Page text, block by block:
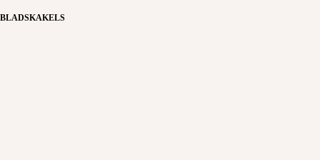
BLADSKAKELS